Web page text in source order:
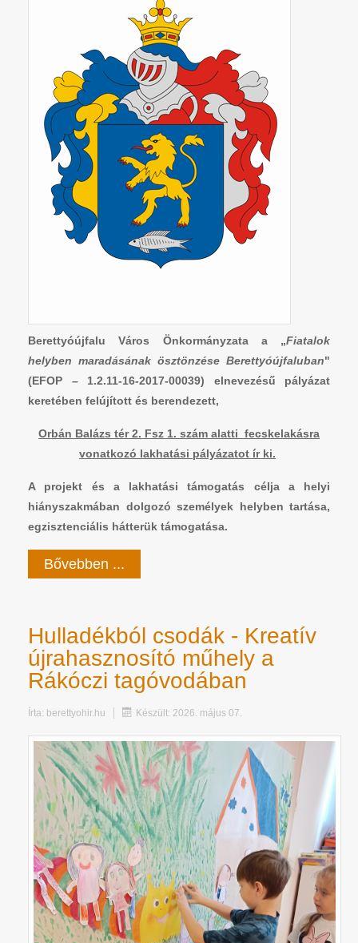
Berettyóújfalu Város Önkormányzata a „Fiatalok
helyben maradásának ösztönzése Berettyóújfaluban"
(EFOP – 1.2.11-16-2017-00039) elnevezésű pályázat
keretében felújított és berendezett,
Orbán Balázs tér 2. Fsz 1. szám alatti fecskelakásra
vonatkozó lakhatási pályázatot ír ki.
A projekt és a lakhatási támogatás célja a helyi
hiányszakmában dolgozó személyek helyben tartása,
egzisztenciális hátterük támogatása.
Bővebben ...
Hulladékból csodák - Kreatív
újrahasznosító műhely a
Rákóczi tagóvodában
Írta: berettyohir.hu Készült: 2026. május 07.